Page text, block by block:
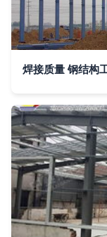
焊接质量 钢结构